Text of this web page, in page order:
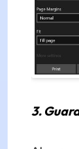
3.